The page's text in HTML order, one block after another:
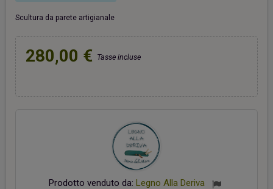
Scultura da parete artigianale
280,00 € Tasse incluse
Prodotto venduto da: Legno Alla Deriva